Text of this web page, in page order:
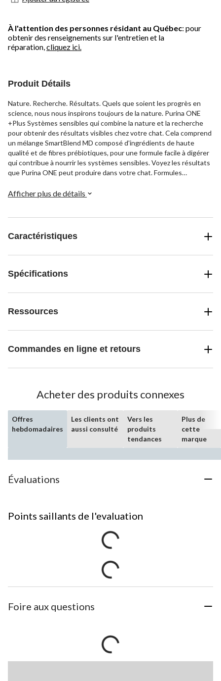
À l'attention des personnes résidant au Québec: pour
obtenir des renseignements sur l'entretien et la
réparation,cliquez ici.
Produit Détails
Nature. Recherche. Résultats. Quels que soient les progrès en
science, nous nous inspirons toujours de la nature. Purina ONE
+Plus Systèmes sensibles qui combine la nature et la recherche
pour obtenir des résultats visibles chez votre chat. Cela comprend
un mélange SmartBlend MD composé d'ingrédients de haute
qualité et de fibres prébiotiques, pour une formule facile à digérer
qui contribue à nourrir les systèmes sensibles. Voyez les résultats
que Purina ONE peut produire dans votre chat. Formules
déjà solide, créant des options personnalisées pour les aliments
immunitaire aux muscles forts, y compris un coeur en santé, ces
formules de haute qualité combinent la nature et la recherche
vétérinaires dès aujourd'hui.
Afficher plus de détails
Caractéristiques
Spécifications
Ressources
Commandes en ligne et retours
Acheter des produits connexes
Offres
hebdomadaires
Les clients ont
aussi consulté
Vers les
produits
tendances
Plus de
cette
marque
Évaluations
Points saillants de l'evaluation
Foire aux questions